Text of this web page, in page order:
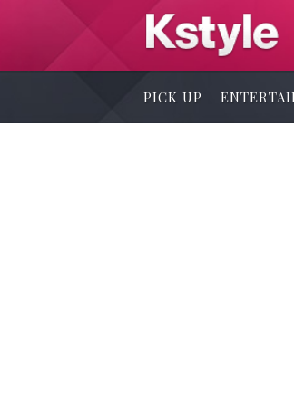
PICK UP